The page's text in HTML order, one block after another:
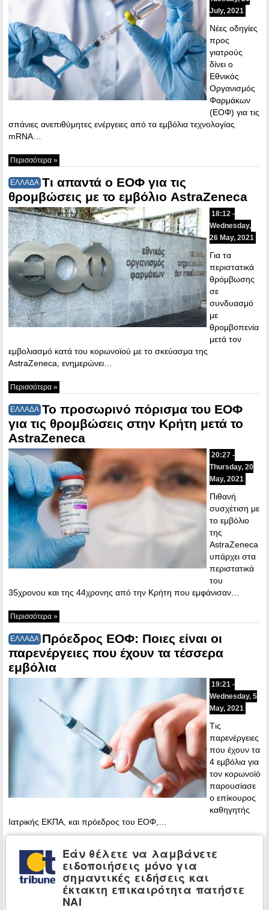
July, 2021
Νέες οδηγίες
προς
γιατρούς
δίνει ο
Εθνικός
Οργανισμός
Φαρμάκων
(ΕΟΦ) για τις
σπάνιες ανεπιθύμητες ενέργειες από τα εμβόλια τεχνολογίας
mRNA…
Περισσότερα »
ΕΛΛΑΔΑ Τι απαντά ο ΕΟΦ για τις
θρομβώσεις με το εμβόλιο AstraZeneca
18:12 -
Wednesday,
26 May, 2021
Για τα
περιστατικά
θρόμβωσης
σε
συνδυασμό
με
θρομβοπενία
μετά τον
εμβολιασμό κατά του κορωνοϊού με το σκεύασμα της
AstraZeneca, ενημερώνει…
Περισσότερα »
ΕΛΛΑΔΑ Το προσωρινό πόρισμα του ΕΟΦ
για τις θρομβώσεις στην Κρήτη μετά το
AstraZeneca
20:27 -
Thursday, 20
May, 2021
Πιθανή
συσχέτιση με
το εμβόλιο
της
AstraZeneca
υπάρχει στα
περιστατικά
του
35χρονου και της 44χρονης από την Κρήτη που εμφάνισαν…
Περισσότερα »
ΕΛΛΑΔΑ Πρόεδρος ΕΟΦ: Ποιες είναι οι
παρενέργειες που έχουν τα τέσσερα
εμβόλια
19:21 -
Wednesday, 5
May, 2021
Tις
παρενέργειες
που έχουν τα
4 εμβόλια για
τον κορωνοϊό
παρουσίασε
ο επίκουρος
καθηγητής
Ιατρικής ΕΚΠΑ, και πρόεδρος του ΕΟΦ,…
ΕΛΛΑΔΑ
Παραίτηση βόμβα! Τι καταγγέλλει ο
καθ. Βλαχογιαννόπουλος για επιτροπή
του ΕΟΦ για το εμβόλιο της AstraZeneca
Εάν θέλετε να λαμβάνετε
ειδοποιήσεις μόνο για
σημαντικές ειδήσεις και
έκτακτη επικαιρότητα πατήστε
ΝΑΙ